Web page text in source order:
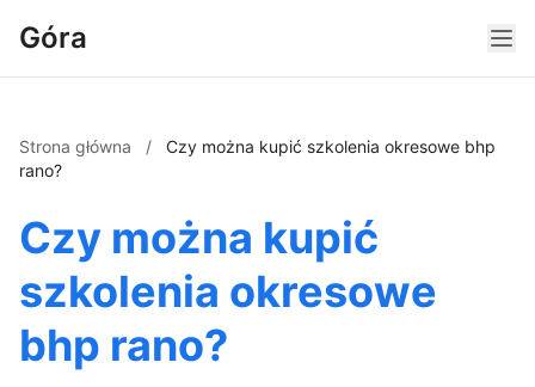
Góra
Strona główna /
Czy można kupić szkolenia okresowe bhp
rano?
Czy można kupić
szkolenia okresowe
bhp rano?